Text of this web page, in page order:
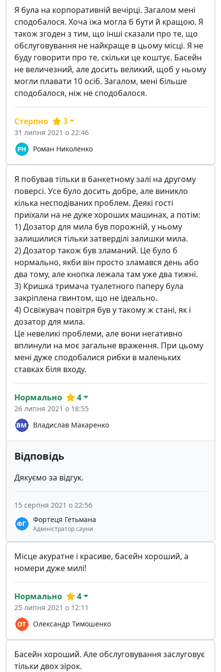
Я була на корпоративній вечірці. Загалом мені
сподобалося. Хоча їжа могла б бути й кращою. Я
також згоден з тим, що інші сказали про те, що
обслуговування не найкраще в цьому місці. Я не
буду говорити про те, скільки це коштує. Басейн
не величезний, але досить великий, щоб у ньому
могли плавати 10 осіб. Загалом, мені більше
сподобалося, ніж не сподобалося.
Роман Николенко
Стерпно 3
31 липня 2021 о 22:46
Я побував тільки в банкетному залі на другому
поверсі. Усе було досить добре, але виникло
кілька несподіваних проблем. Деякі гості
приїхали на не дуже хороших машинах, а потім:
1) Дозатор для мила був порожній, у ньому
залишилися тільки затверділі залишки мила.
2) Дозатор також був зламаний. Це було б
нормально, якби він просто зламався день або
два тому, але кнопка лежала там уже два тижні.
3) Кришка тримача туалетного паперу була
закріплена гвинтом, що не ідеально.
4) Освіжувач повітря був у такому ж стані, як і
дозатор для мила.
Це невеликі проблеми, але вони негативно
вплинули на моє загальне враження. При цьому
мені дуже сподобалися рибки в маленьких
ставках біля входу.
Владислав Макаренко
Нормально 4
26 липня 2021 о 18:55
Відповідь
Дякуємо за відгук.
Фортеця Гетьмана
Адміністратор сауни
15 серпня 2021 о 22:56
Місце акуратне і красиве, басейн хороший, а
номери дуже милі!
Олександр Тимошенко
Нормально 4
25 липня 2021 о 12:11
Басейн хороший. Але обслуговування заслуговує
тільки двох зірок.